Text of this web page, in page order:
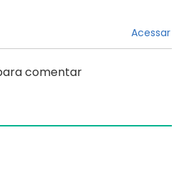
Acessar
comentar